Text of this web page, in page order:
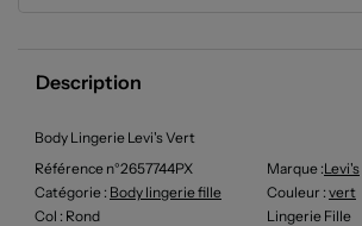
Description
Body Lingerie Levi's Vert
Référence n°2657744PX
Marque :Levi's
Catégorie : Body lingerie fille Couleur : vert
Col : Rond
Lingerie Fille